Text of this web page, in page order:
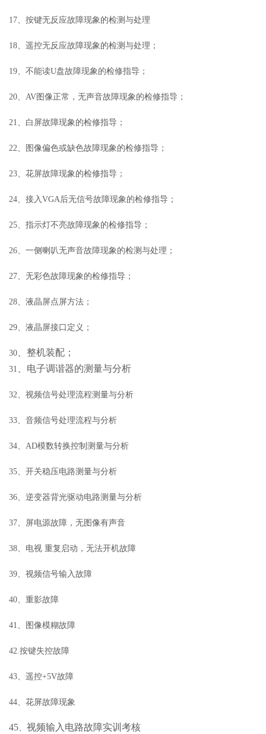
17、按键无反应故障现象的检测与处理
18、遥控无反应故障现象的检测与处理；
19、不能读U盘故障现象的检修指导；
20、AV图像正常，无声音故障现象的检修指导；
21、白屏故障现象的检修指导；
22、图像偏色或缺色故障现象的检修指导；
23、花屏故障现象的检修指导；
24、接入VGA后无信号故障现象的检修指导；
25、指示灯不亮故障现象的检修指导；
26、一侧喇叭无声音故障现象的检测与处理；
27、无彩色故障现象的检修指导；
28、液晶屏点屏方法；
29、液晶屏接口定义；
30 、整机装配；
31 、电子调谐器的测量与分析
32、视频信号处理流程测量与分析
33、音频信号处理流程与分析
34、AD模数转换控制测量与分析
35、开关稳压电路测量与分析
36、逆变器背光驱动电路测量与分析
37、屏电源故障，无图像有声音
38、电视 重复启动，无法开机故障
39、视频信号输入故障
40、重影故障
41、图像模糊故障
42.按键失控故障
43、遥控+5V故障
44、花屏故障现象
45 视频输入电路故障实训考核